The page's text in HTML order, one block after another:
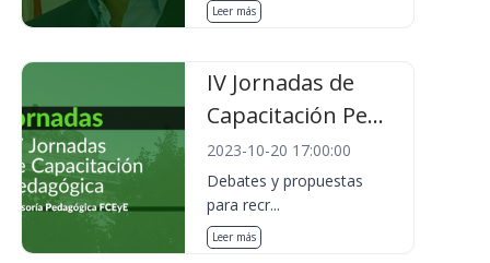
Leer más
IV Jornadas de
Capacitación Pe...
2023-10-20 17:00:00
Debates y propuestas
para recr...
Leer más